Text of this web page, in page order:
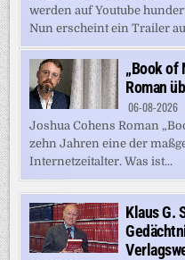
werden auf Youtube
Nun erscheint ein Trailer
„Book of
Roman
06-08-2026
Joshua Cohens Roman
zehn Jahren eine der
Internetzeitalter. Was ist...
Klaus G.